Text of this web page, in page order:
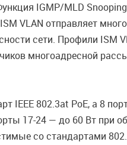
IGMP/MLD
VLAN отправляет
сети. Профили ISM
многоадресной
802.3at PoE, а 8
17-24 — до 60 Вт при
со стандартами